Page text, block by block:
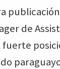
de
fuerte